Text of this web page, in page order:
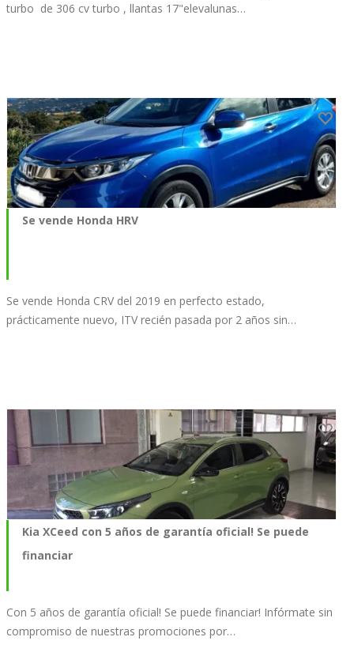
turbo de 306 cv turbo , llantas 17"elevalunas…
Se vende Honda HRV
Se vende Honda CRV del 2019 en perfecto estado,
prácticamente nuevo, ITV recién pasada por 2 años sin…
Kia XCeed con 5 años de garantía oficial! Se puede
financiar
Con 5 años de garantía oficial! Se puede financiar! Infórmate sin
compromiso de nuestras promociones por…